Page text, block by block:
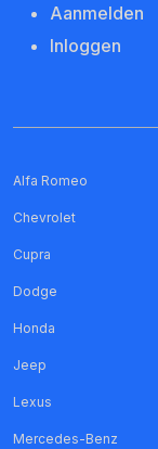
Aanmelden
Inloggen
Alfa Romeo
Chevrolet
Cupra
Dodge
Honda
Jeep
Lexus
Mercedes-Benz